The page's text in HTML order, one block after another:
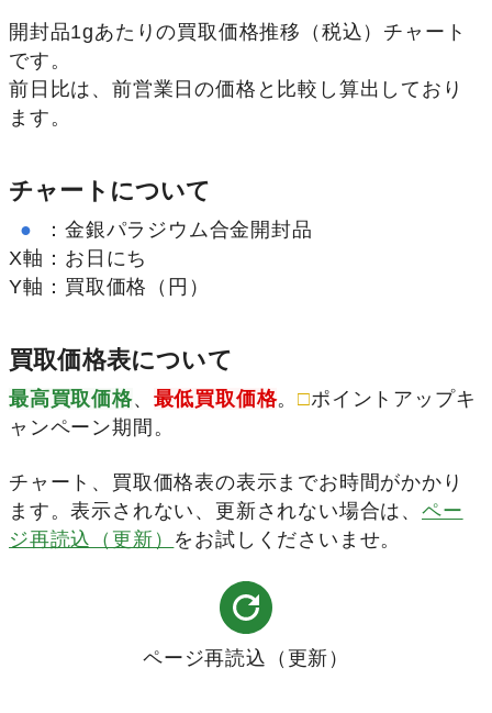
開封品1gあたりの買取価格推移（税込）チャート
です。
前日比は、前営業日の価格と比較し算出しており
ます。
チャートについて
● ： 金銀パラジウム合金開封品
X軸 ： お日にち
Y軸 ： 買取価格（円）
買取価格表について
最高買取価格、 最低買取価格。□ポイントアップキ
ャンペーン期間。
チャート、買取価格表の表示までお時間がかかり
ます。表示されない、更新されない場合は、 ペー
ジ再読込（更新） をお試しくださいませ。
ページ再読込（更新）